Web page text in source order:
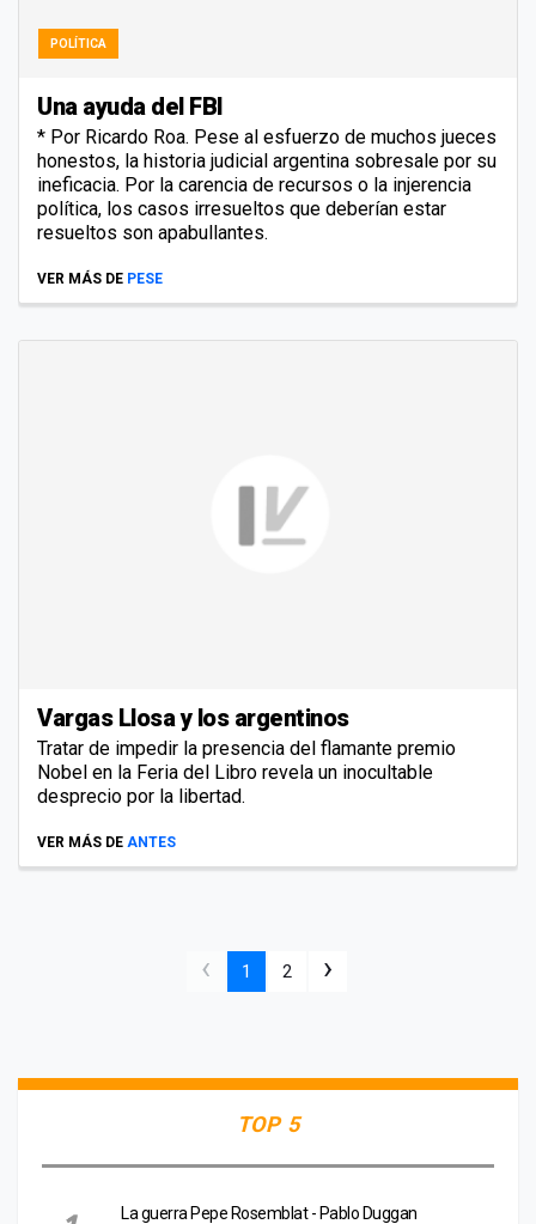
POLÍTICA
Una ayuda del FBI
* Por Ricardo Roa. Pese al esfuerzo de muchos jueces
honestos, la historia judicial argentina sobresale por su
ineficacia. Por la carencia de recursos o la injerencia
política, los casos irresueltos que deberían estar
resueltos son apabullantes.
VER MÁS DE PESE
Vargas Llosa y los argentinos
Tratar de impedir la presencia del flamante premio
Nobel en la Feria del Libro revela un inocultable
desprecio por la libertad.
VER MÁS DE ANTES
‹ 1 2 ›
TOP 5
La guerra Pepe Rosemblat - Pablo Duggan